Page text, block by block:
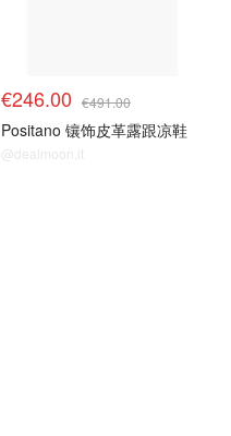
€246.00 €491.00
Positano 镶饰皮革露跟凉鞋
@dealmoon.it